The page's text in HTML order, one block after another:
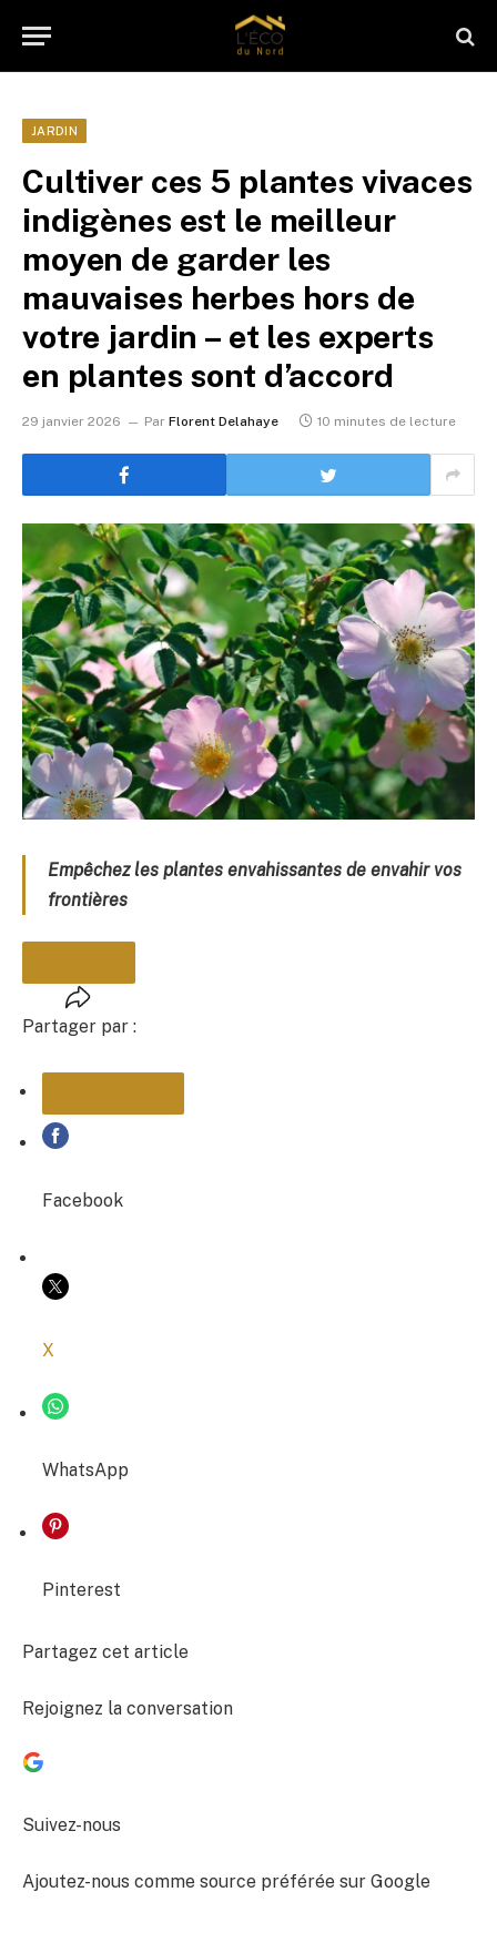
JARDIN
Cultiver ces 5 plantes vivaces
indigènes est le meilleur
moyen de garder les
mauvaises herbes hors de
votre jardin – et les experts
en plantes sont d’accord
29 janvier 2026 Par Florent Delahaye 10 minutes de lecture
Empêchez les plantes envahissantes de envahir vos
frontières
Partager par :
COPIER LE LIEN
Facebook
X
WhatsApp
Pinterest
Partagez cet article
Rejoignez la conversation
Suivez-nous
Ajoutez-nous comme source préférée sur Google